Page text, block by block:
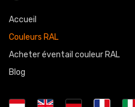
Accueil
Couleurs RAL
Acheter éventail couleur RAL
Blog